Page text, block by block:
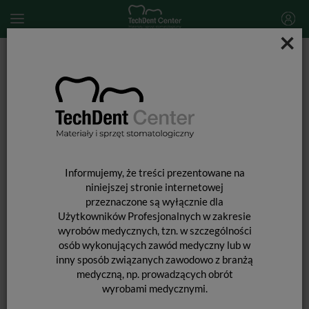
×
Informujemy, że treści prezentowane na
niniejszej stronie internetowej
przeznaczone są wyłącznie dla
Użytkowników Profesjonalnych w zakresie
wyrobów medycznych, tzn. w szczególności
osób wykonujących zawód medyczny lub w
inny sposób związanych zawodowo z branżą
medyczną, np. prowadzących obrót
wyrobami medycznymi.